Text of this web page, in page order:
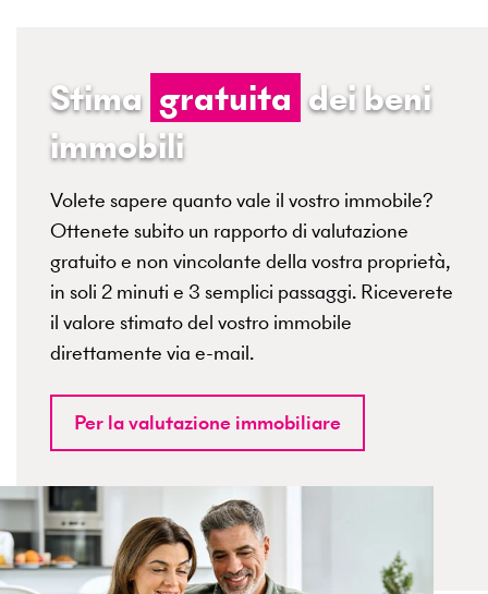
Stima gratuita dei beni
immobili
Volete sapere quanto vale il vostro immobile?
Ottenete subito un rapporto di valutazione
gratuito e non vincolante della vostra proprietà,
in soli 2 minuti e 3 semplici passaggi. Riceverete
il valore stimato del vostro immobile
direttamente via e-mail.
Per la valutazione immobiliare